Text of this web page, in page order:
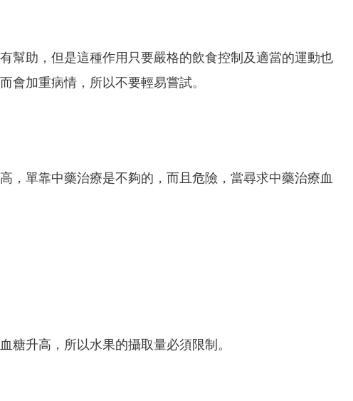
幫助，但是這種作用只要嚴格的飲食控制及適當的運動也
會加重病情，所以不要輕易嘗試。
，單靠中藥治療是不夠的，而且危險，當尋求中藥治療血
糖升高，所以水果的攝取量必須限制。